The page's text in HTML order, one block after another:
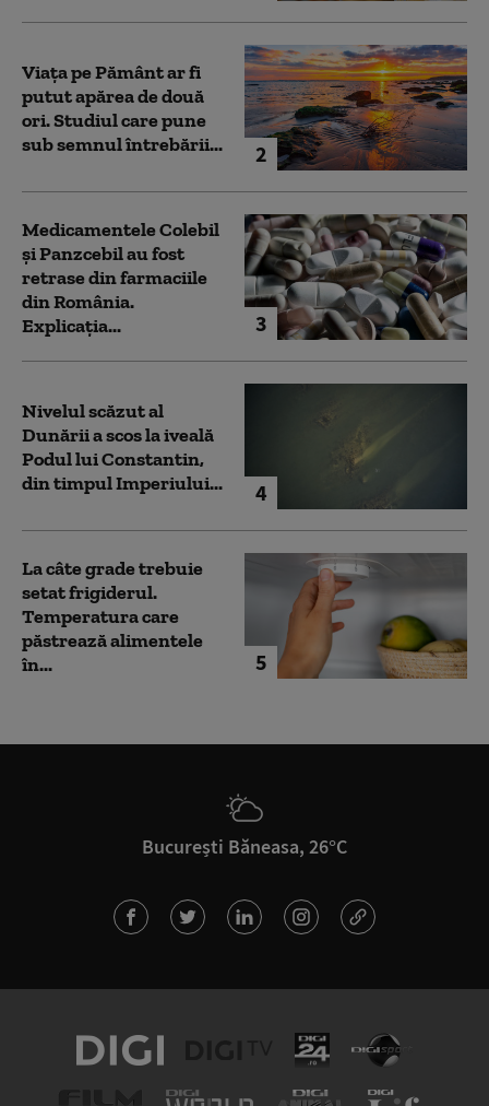
2
Viața pe Pământ ar fi
putut apărea de două
ori. Studiul care pune
sub semnul întrebării...
3
Medicamentele Colebil
și Panzcebil au fost
retrase din farmaciile
din România.
Explicația...
4
Nivelul scăzut al
Dunării a scos la iveală
Podul lui Constantin,
din timpul Imperiului...
5
La câte grade trebuie
setat frigiderul.
Temperatura care
păstrează alimentele
în...
București Băneasa, 26°C